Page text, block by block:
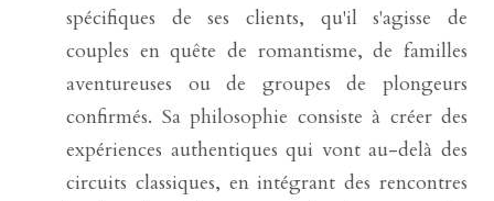
spécifiques de ses clients, qu'il s'agisse de
couples en quête de romantisme, de familles
aventureuses ou de groupes de plongeurs
confirmés. Sa philosophie consiste à créer des
expériences authentiques qui vont au-delà des
circuits classiques, en intégrant des rencontres